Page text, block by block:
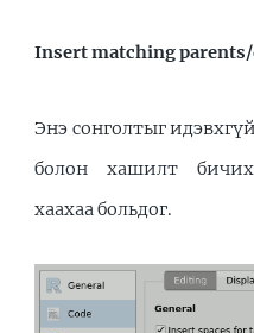
Insert matching
Энэ сонголтыг
болон хашилт
хаахаа больдог.